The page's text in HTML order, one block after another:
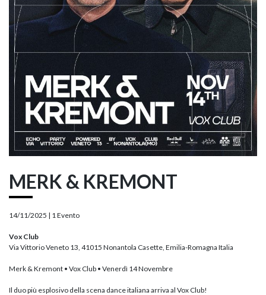
MERK & KREMONT
14/11/2025 | 1 Evento
Vox Club
Via Vittorio Veneto 13, 41015 Nonantola Casette, Emilia-Romagna Italia
Merk & Kremont • Vox Club • Venerdì 14 Novembre
Il duo più esplosivo della scena dance italiana arriva al Vox Club!